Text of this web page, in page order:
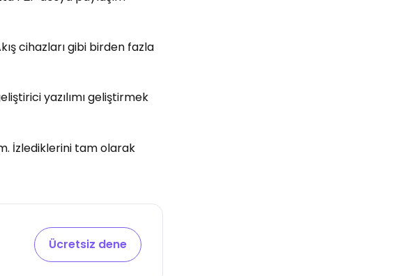
cihazları gibi birden fazla
yazılımı geliştirmek
İzlediklerini tam olarak
Ücretsiz dene